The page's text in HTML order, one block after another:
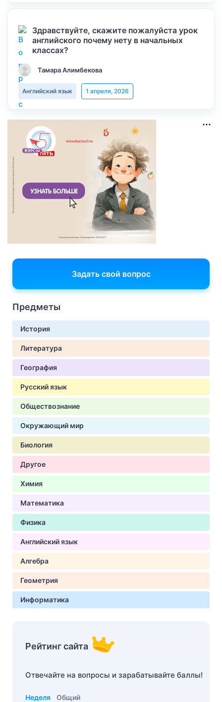
Здравствуйте, скажите пожалуйста урок
английского почему нету в начальных
классах?
Тамара Алимбекова
Английский язык 1 апреля, 2026
Задать свой вопрос
Предметы
История
Литература
География
Русский язык
Обществознание
Окружающий мир
Биология
Другое
Химия
Математика
Физика
Английский язык
Алгебра
Геометрия
Информатика
Рейтинг сайта
Отвечайте на вопросы и зарабатывайте баллы!
Неделя Общий